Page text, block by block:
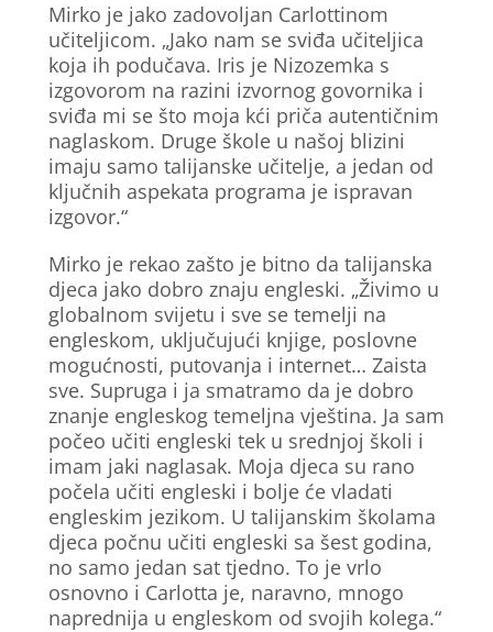
Mirko je jako zadovoljan Carlottinom
učiteljicom. „Jako nam se sviđa učiteljica
koja ih podučava. Iris je Nizozemka s
izgovorom na razini izvornog govornika i
sviđa mi se što moja kći priča autentičnim
naglaskom. Druge škole u našoj blizini
imaju samo talijanske učitelje, a jedan od
ključnih aspekata programa je ispravan
izgovor.“
Mirko je rekao zašto je bitno da talijanska
djeca jako dobro znaju engleski. „Živimo u
globalnom svijetu i sve se temelji na
engleskom, uključujući knjige, poslovne
mogućnosti, putovanja i internet… Zaista
sve. Supruga i ja smatramo da je dobro
znanje engleskog temeljna vještina. Ja sam
počeo učiti engleski tek u srednjoj školi i
imam jaki naglasak. Moja djeca su rano
počela učiti engleski i bolje će vladati
engleskim jezikom. U talijanskim školama
djeca počnu učiti engleski sa šest godina,
no samo jedan sat tjedno. To je vrlo
osnovno i Carlotta je, naravno, mnogo
naprednija u engleskom od svojih kolega.“